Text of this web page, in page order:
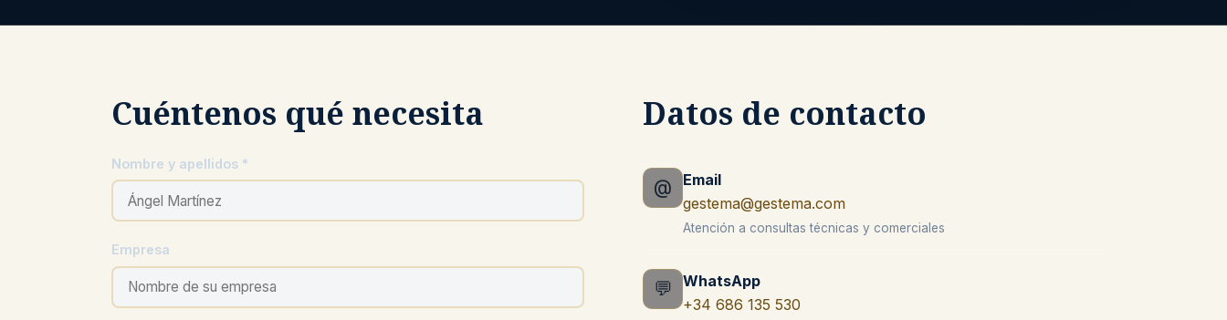
Cuéntenos qué necesita
Nombre y apellidos *
Empresa
Datos de contacto
@
Email
gestema@gestema.com
Atención a consultas técnicas y comerciales
💬
WhatsApp
+34 686 135 530